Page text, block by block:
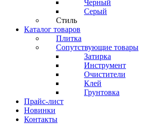
Черный
Серый
Стиль
Каталог товаров
Плитка
Сопутствующие товары
Затирка
Инструмент
Очистители
Клей
Грунтовка
Прайс-лист
Новинки
Контакты